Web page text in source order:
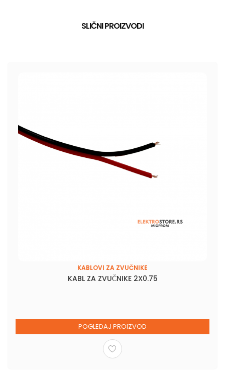
SLIČNI PROIZVODI
KABLOVI ZA ZVUČNIKE
KABL ZA ZVUČNIKE 2X0.75
POGLEDAJ PROIZVOD